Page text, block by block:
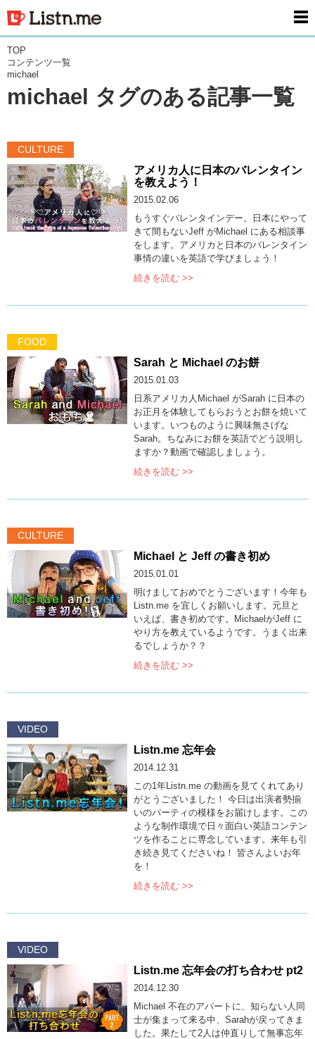
TOP
コンテンツ一覧
michael
michael タグのある記事一覧
CULTURE
アメリカ人に日本のバレンタイン
を教えよう！
2015.02.06
もうすぐバレンタインデー。日本にやって
きて間もないJeff がMichael にある相談事
をします。アメリカと日本のバレンタイン
事情の違いを英語で学びましょう！
続きを読む >>
FOOD
Sarah と Michael のお餅
2015.01.03
日系アメリカ人Michael がSarah に日本の
お正月を体験してもらおうとお餅を焼いて
います。いつものように興味無さげな
Sarah。ちなみにお餅を英語でどう説明し
ますか？動画で確認しましょう。
続きを読む >>
CULTURE
Michael と Jeff の書き初め
2015.01.01
明けましておめでとうございます！今年も
Listn.me を宜しくお願いします。元旦と
いえば、書き初めです。MichaelがJeff に
やり方を教えているようです。うまく出来
るでしょうか？？
続きを読む >>
VIDEO
Listn.me 忘年会
2014.12.31
この1年Listn.me の動画を見てくれてあり
がとうございました！ 今日は出演者勢揃
いのパーティの模様をお届けします。この
ような制作環境で日々面白い英語コンテン
ツを作ることに専念しています。来年も引
き続き見てくださいね！ 皆さんよいお年
を！
続きを読む >>
VIDEO
Listn.me 忘年会の打ち合わせ pt2
2014.12.30
Michael 不在のアパートに、知らない人同
士が集まって来る中、Sarahが戻ってきま
した。果たして2人は仲直りして無事忘年